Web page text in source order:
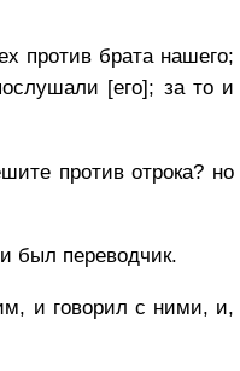
против брата нашего;
[его]; за то и
против отрока? но
был переводчик.
и говорил с ними, и,